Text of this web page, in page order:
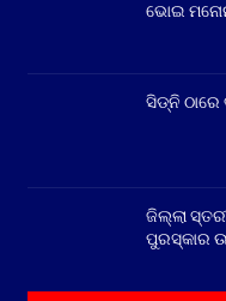
ଭୋଇ
ସିଡ୍‌ନି ଠାରେ
ଜିଲ୍ଲା
ପୁରସ୍କାର